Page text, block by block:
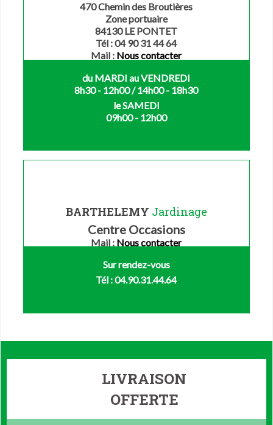
470 Chemin des Broutières
Zone portuaire
84130 LE PONTET
Tél : 04 90 31 44 64
Mail : Nous contacter
du MARDI au VENDREDI
8h30 - 12h00 / 14h00 - 18h30
le SAMEDI
09h00 - 12h00
BARTHELEMY Jardinage
Centre Occasions
Mail : Nous contacter
Sur rendez-vous
Tél : 04.90.31.44.64
LIVRAISON
OFFERTE